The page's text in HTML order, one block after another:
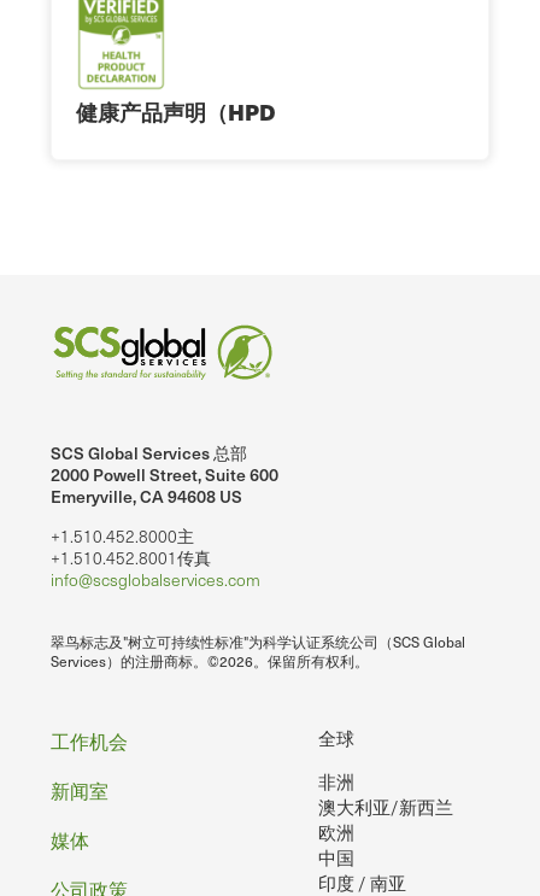
健康产品声明（HPD
SCS Global Services 总部
2000 Powell Street, Suite 600
Emeryville, CA 94608 US
+1.510.452.8000主
+1.510.452.8001传真
info@scsglobalservices.com
翠鸟标志及"树立可持续性标准"为科学认证系统公司（SCS Global
Services）的注册商标。©2026。保留所有权利。
全球
非洲
澳大利亚/新西兰
欧洲
中国
印度 / 南亚
页
脚
工作机会
新闻室
媒体
公司政策